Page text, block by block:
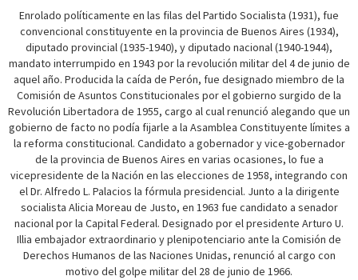
Enrolado políticamente en las filas del Partido Socialista (1931), fue
convencional constituyente en la provincia de Buenos Aires (1934),
diputado provincial (1935-1940), y diputado nacional (1940-1944),
mandato interrumpido en 1943 por la revolución militar del 4 de junio de
aquel año. Producida la caída de Perón, fue designado miembro de la
Comisión de Asuntos Constitucionales por el gobierno surgido de la
Revolución Libertadora de 1955, cargo al cual renunció alegando que un
gobierno de facto no podía fijarle a la Asamblea Constituyente límites a
la reforma constitucional. Candidato a gobernador y vice-gobernador
de la provincia de Buenos Aires en varias ocasiones, lo fue a
vicepresidente de la Nación en las elecciones de 1958, integrando con
el Dr. Alfredo L. Palacios la fórmula presidencial. Junto a la dirigente
socialista Alicia Moreau de Justo, en 1963 fue candidato a senador
nacional por la Capital Federal. Designado por el presidente Arturo U.
Illia embajador extraordinario y plenipotenciario ante la Comisión de
Derechos Humanos de las Naciones Unidas, renunció al cargo con
motivo del golpe militar del 28 de junio de 1966.